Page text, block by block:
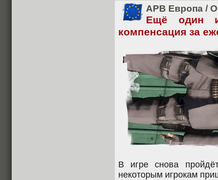
APB Европа /
Ещё один
компенсация за
В игре снова
некоторым игрокам